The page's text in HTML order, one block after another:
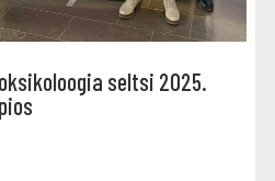
seltsi 2025.